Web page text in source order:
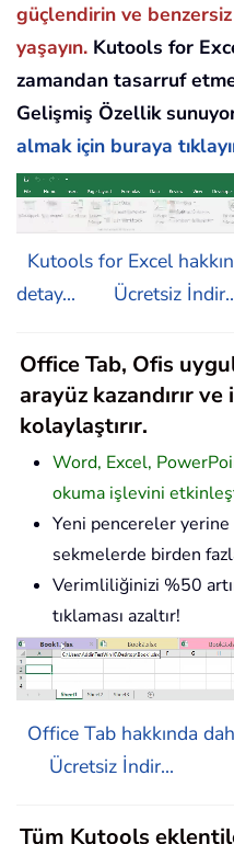
güçlendirin ve
yaşayın. Kutools for
zamandan tasarruf
Gelişmiş Özellik
almak için buraya
Kutools for Excel
detay...
Ücretsiz
Office Tab, Ofis
arayüz kazandırır
kolaylaştırır.
Word, Excel,
okuma işlevini
Yeni pencereler yerine
sekmelerde birden
Verimliliğinizi %50
tıklaması azaltır!
Office Tab hakkında
Ücretsiz İndir...
Tüm Kutools